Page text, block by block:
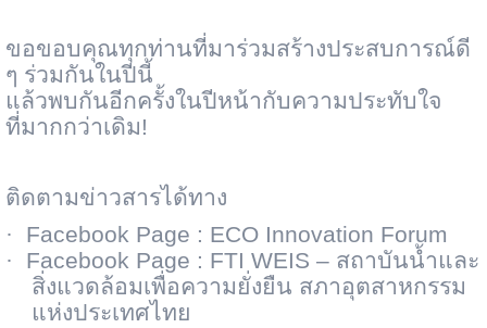
ขอขอบคุณทุกท่านที่มาร่วมสร้างประสบการณ์ดี
ๆ ร่วมกันในปีนี้
แล้วพบกันอีกครั้งในปีหน้ากับความประทับใจ
ที่มากกว่าเดิม!
ติดตามข่าวสารได้ทาง
·
Facebook Page : ECO Innovation Forum
·
Facebook Page : FTI WEIS – สถาบันน้ำและ
สิ่งแวดล้อมเพื่อความยั่งยืน สภาอุตสาหกรรม
แห่งประเทศไทย